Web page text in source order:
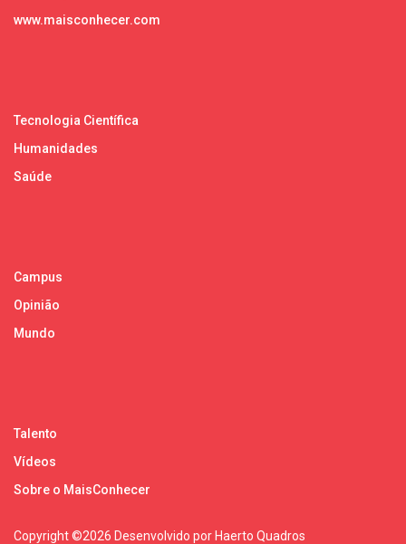
www.maisconhecer.com
Tecnologia Científica
Humanidades
Saúde
Campus
Opinião
Mundo
Talento
Vídeos
Sobre o MaisConhecer
Copyright ©2026 Desenvolvido por Haerto Quadros